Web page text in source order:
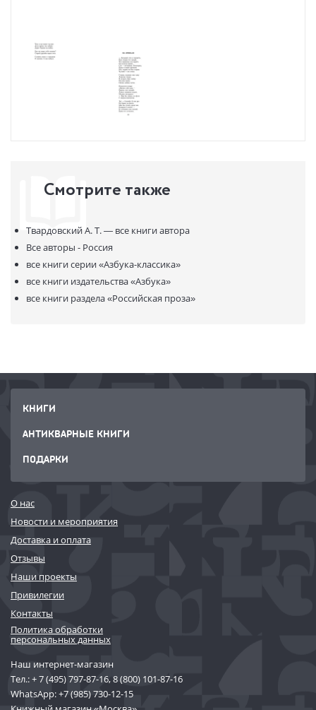
Смотрите также
Твардовский А. Т. — все книги автора
Все авторы - Россия
все книги серии«Азбука-классика»
все книги издательства«Азбука»
все книги раздела«Российская проза»
КНИГИ
АНТИКВАРНЫЕ КНИГИ
ПОДАРКИ
О нас
Новости и мероприятия
Доставка и оплата
Отзывы
Наши проекты
Привилегии
Контакты
Политика обработки
персональных данных
Наш интернет-магазин
Тел.:+ 7 (495) 797-87-16,8 (800) 101-87-16
WhatsApp:+7 (985) 730-12-15